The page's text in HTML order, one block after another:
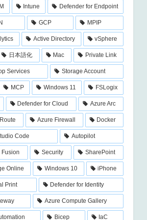
Intune Defender for Endpoint
GCP MPIP
Active Directory vSphere
日本語化 Mac Private Link
Services Storage Account
MCP Windows 11 FSLogix
Defender for Cloud Azure Arc
Azure Firewall Docker
Code Autopilot
Fusion Security SharePoint
Online Windows 10 iPhone
Print Defender for Identity
Azure Compute Gallery
Bicep IaC